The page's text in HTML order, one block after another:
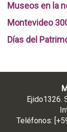
Museos en la
Montevideo
Días del
Ejido1326.
Teléfonos: